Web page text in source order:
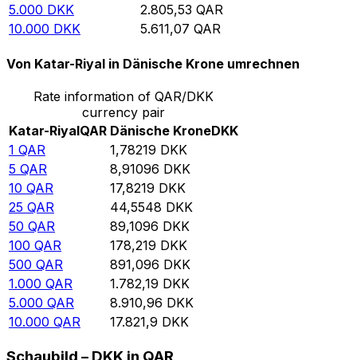
5.000 DKK 2.805,53 QAR
10.000 DKK 5.611,07 QAR
Von Katar-Riyal in Dänische Krone umrechnen
Rate information of QAR/DKK
currency pair
Katar-RiyalQAR Dänische KroneDKK
1 QAR 1,78219 DKK
5 QAR 8,91096 DKK
10 QAR 17,8219 DKK
25 QAR 44,5548 DKK
50 QAR 89,1096 DKK
100 QAR 178,219 DKK
500 QAR 891,096 DKK
1.000 QAR 1.782,19 DKK
5.000 QAR 8.910,96 DKK
10.000 QAR 17.821,9 DKK